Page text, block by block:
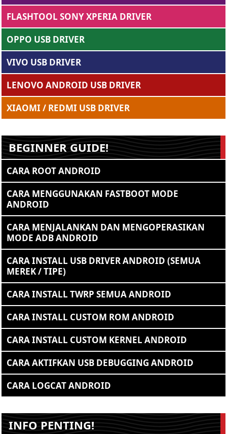
FLASHTOOL SONY XPERIA DRIVER
OPPO USB DRIVER
VIVO USB DRIVER
LENOVO ANDROID USB DRIVER
XIAOMI / REDMI USB DRIVER
BEGINNER GUIDE!
CARA ROOT ANDROID
CARA MENGGUNAKAN FASTBOOT MODE
ANDROID
CARA MENJALANKAN DAN MENGOPERASIKAN
MODE ADB ANDROID
CARA INSTALL USB DRIVER ANDROID (SEMUA
MEREK / TIPE)
CARA INSTALL TWRP SEMUA ANDROID
CARA INSTALL CUSTOM ROM ANDROID
CARA INSTALL CUSTOM KERNEL ANDROID
CARA AKTIFKAN USB DEBUGGING ANDROID
CARA LOGCAT ANDROID
INFO PENTING!